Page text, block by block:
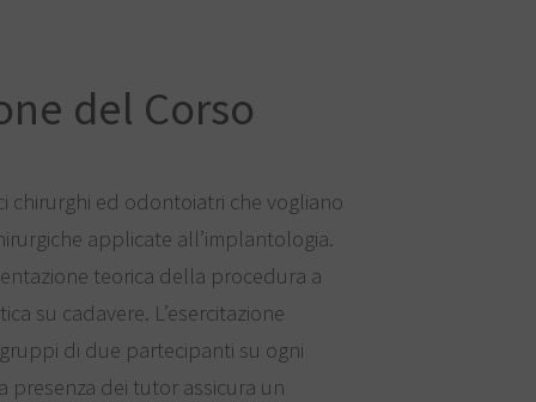
del Corso
chirurghi ed odontoiatri che vogliano
applicate all’implantologia.
teorica della procedura a
su cadavere. L’esercitazione
di due partecipanti su ogni
presenza dei tutor assicura un